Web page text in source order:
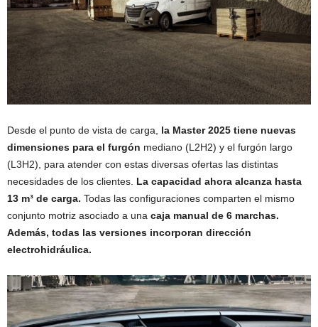
Desde el punto de vista de carga, la Master 2025 tiene nuevas
dimensiones para el furgón mediano (L2H2) y el furgón largo
(L3H2), para atender con estas diversas ofertas las distintas
necesidades de los clientes. La capacidad ahora alcanza hasta
13 m³ de carga. Todas las configuraciones comparten el mismo
conjunto motriz asociado a una caja manual de 6 marchas.
Además, todas las versiones incorporan dirección
electrohidráulica.